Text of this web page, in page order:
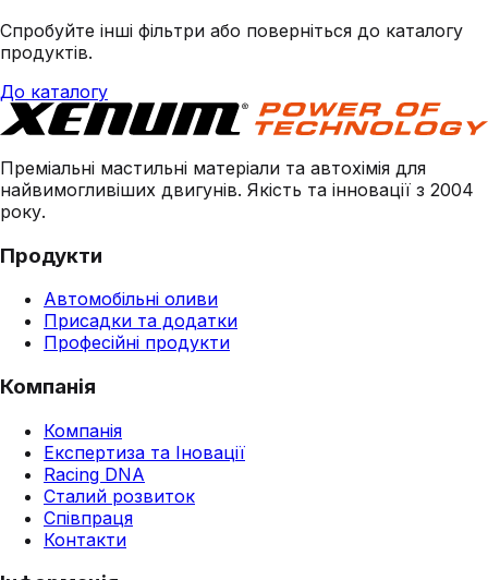
Спробуйте інші фільтри або поверніться до каталогу
продуктів.
До каталогу
Преміальні мастильні матеріали та автохімія для
найвимогливіших двигунів. Якість та інновації з 2004
року.
Продукти
Автомобільні оливи
Присадки та додатки
Професійні продукти
Компанія
Компанія
Експертиза та Іновації
Racing DNA
Сталий розвиток
Співпраця
Контакти